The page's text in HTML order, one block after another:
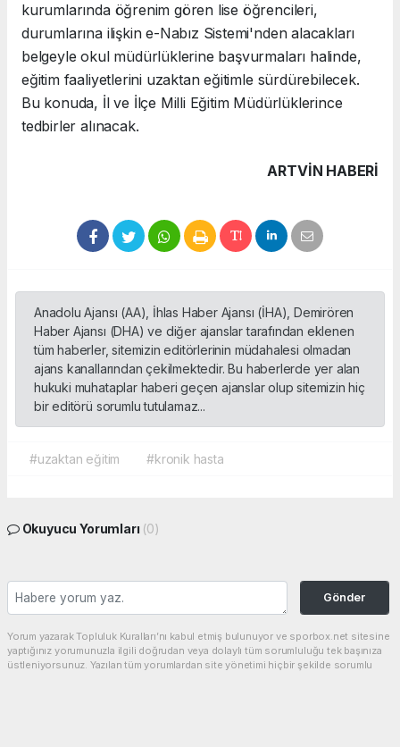
kurumlarında öğrenim gören lise öğrencileri,
durumlarına ilişkin e-Nabız Sistemi'nden alacakları
belgeyle okul müdürlüklerine başvurmaları halinde,
eğitim faaliyetlerini uzaktan eğitimle sürdürebilecek.
Bu konuda, İl ve İlçe Milli Eğitim Müdürlüklerince
tedbirler alınacak.
ARTVIN HABERİ
Anadolu Ajansı (AA), İhlas Haber Ajansı (İHA), Demirören
Haber Ajansı (DHA) ve diğer ajanslar tarafından eklenen
tüm haberler, sitemizin editörlerinin müdahalesi olmadan
ajans kanallarından çekilmektedir. Bu haberlerde yer alan
hukuki muhataplar haberi geçen ajanslar olup sitemizin hiç
bir editörü sorumlu tutulamaz...
#uzaktan eğitim #kronik hasta
Okuyucu Yorumları (0)
Gönder
Yorum yazarak Topluluk Kuralları’nı kabul etmiş bulunuyor ve sporbox.net sitesine
yaptığınız yorumunuzla ilgili doğrudan veya dolaylı tüm sorumluluğu tek başınıza
üstleniyorsunuz. Yazılan tüm yorumlardan site yönetimi hiçbir şekilde sorumlu